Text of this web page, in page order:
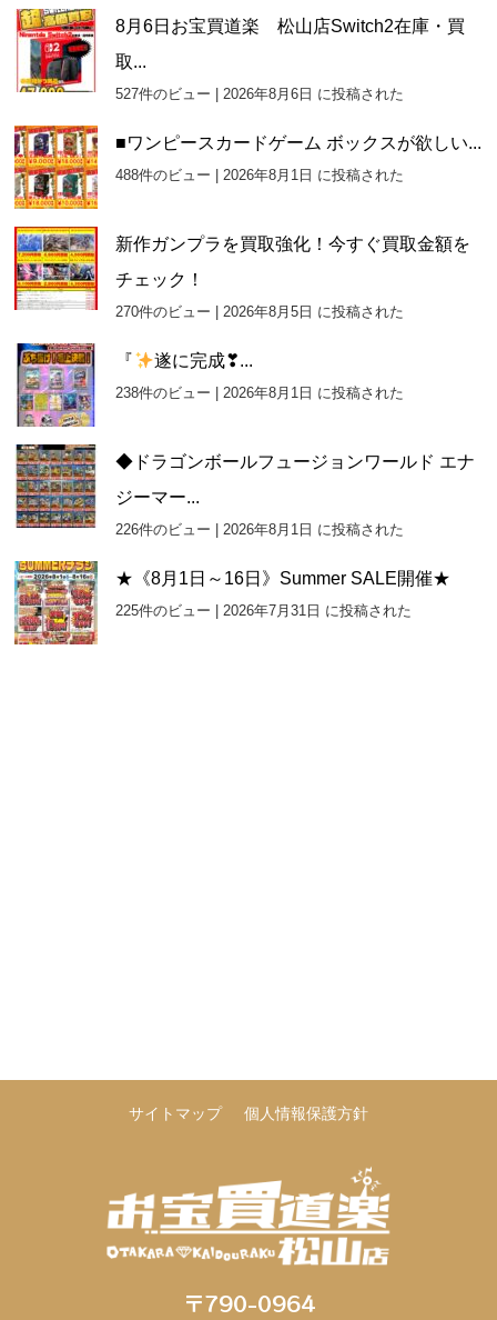
8月6日お宝買道楽 松山店Switch2在庫・買
取...
527件のビュー 2026年8月6日 に投稿された
■ワンピースカードゲーム ボックスが欲しい...
488件のビュー 2026年8月1日 に投稿された
新作ガンプラを買取強化！今すぐ買取金額を
チェック！
270件のビュー 2026年8月5日 に投稿された
『 遂に完成❣...
238件のビュー 2026年8月1日 に投稿された
◆ドラゴンボールフュージョンワールド エナ
ジーマー...
226件のビュー 2026年8月1日 に投稿された
★《8月1日～16日》Summer SALE開催★
225件のビュー 2026年7月31日 に投稿された
サイトマップ 個人情報保護方針
〒790-0964